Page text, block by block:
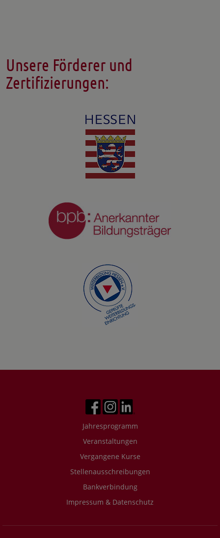
Unsere Förderer und
Zertifizierungen:
Jahresprogramm
Veranstaltungen
Vergangene Kurse
Stellenausschreibungen
Bankverbindung
Impressum & Datenschutz